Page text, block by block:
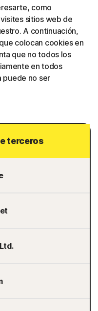
como
sitios web de
A continuación,
colocan cookies en
que no todos los
en todos
puede no ser
terceros